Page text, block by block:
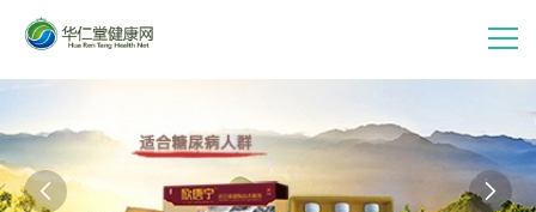
走进华仁堂
 